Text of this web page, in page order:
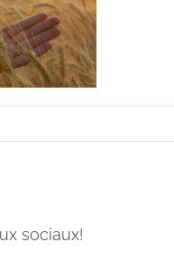
sociaux!